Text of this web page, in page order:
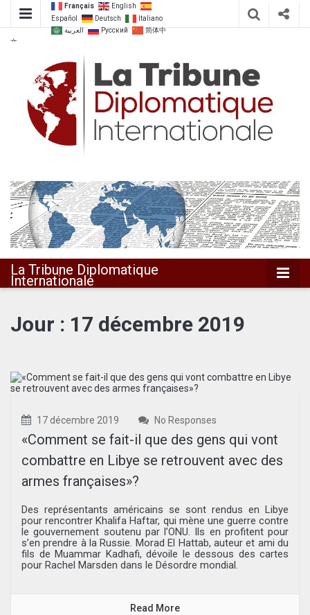
Français
English
Español
Deutsch
Italiano
العربية
Русский
简体中
文
La Tribune
Diplomatique
Internationale
La Tribune Diplomatique
Internationale
Jour : 17 décembre 2019
17 décembre 2019 No Responses
«Comment se fait-il que des gens qui vont
combattre en Libye se retrouvent avec des
armes françaises»?
Des représentants américains se sont rendus en Libye
pour rencontrer Khalifa Haftar, qui mène une guerre contre
le gouvernement soutenu par l’ONU. Ils en profitent pour
s’en prendre à la Russie. Morad El Hattab, auteur et ami du
fils de Muammar Kadhafi, dévoile le dessous des cartes
pour Rachel Marsden dans le Désordre mondial.
Read More